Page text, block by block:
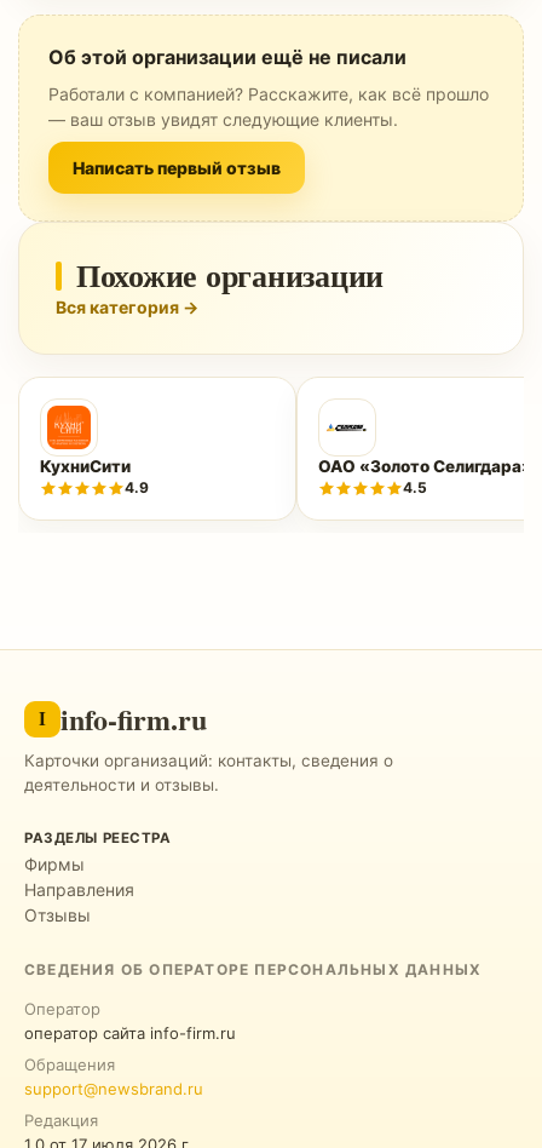
Об этой организации ещё не писали
Работали с компанией? Расскажите, как всё прошло
— ваш отзыв увидят следующие клиенты.
Написать первый отзыв
Похожие организации
Вся категория →
КухниСити
4.9
ОАО «Золото Селигдара»
4.5
I info-firm.ru
Карточки организаций: контакты, сведения о
деятельности и отзывы.
РАЗДЕЛЫ РЕЕСТРА
Фирмы
Направления
Отзывы
СВЕДЕНИЯ ОБ ОПЕРАТОРЕ ПЕРСОНАЛЬНЫХ ДАННЫХ
Оператор
оператор сайта info-firm.ru
Обращения
support@newsbrand.ru
Редакция